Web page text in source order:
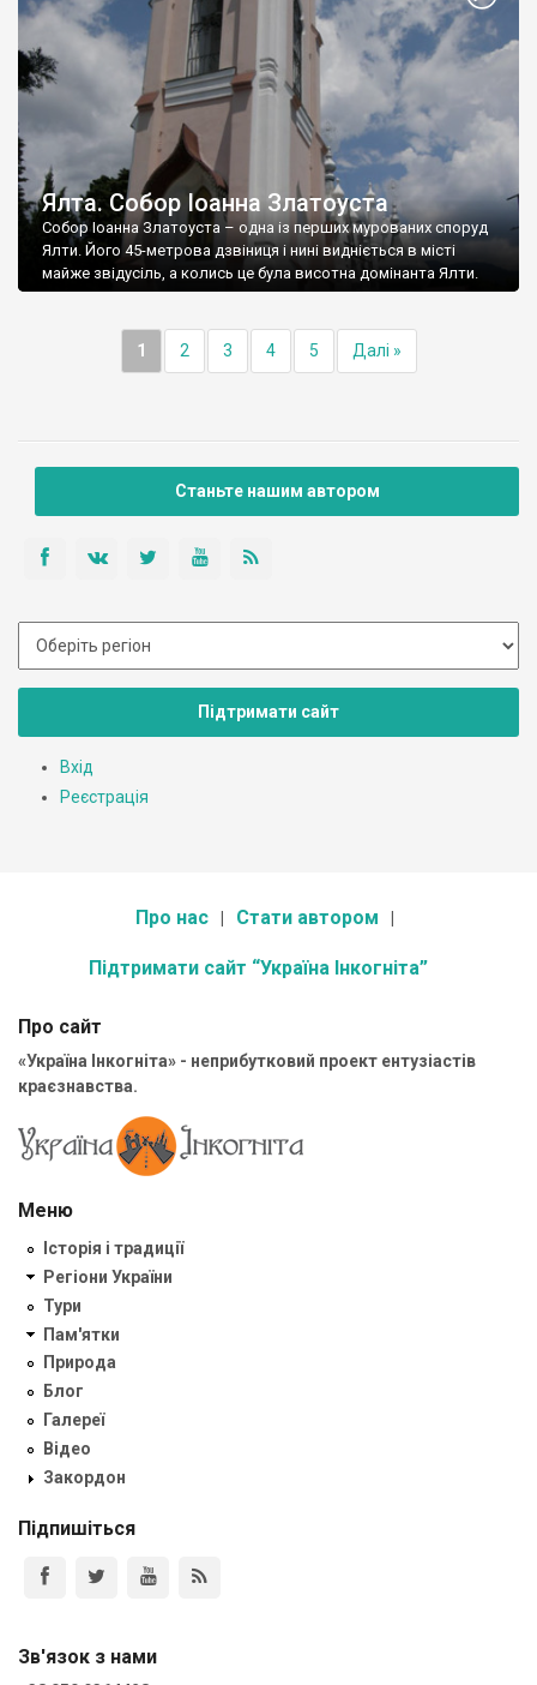
Ялта. Собор Іоанна Златоуста
Собор Іоанна Златоуста – одна із перших мурованих споруд
Ялти. Його 45-метрова дзвіниця і нині видніється в місті
майже звідусіль, а колись це була висотна домінанта Ялти.
1 2 3 4 5 Далі »
Станьте нашим автором
Підтримати сайт
Вхід
Реєстрація
Про нас Стати автором
Підтримати сайт “Україна Інкогніта”
Про сайт
«Україна Інкогніта» - неприбутковий проект ентузіастів
краєзнавства.
Меню
Історія і традиції
Регіони України
Тури
Пам'ятки
Природа
Блог
Галереї
Відео
Закордон
Підпишіться
Зв'язок з нами